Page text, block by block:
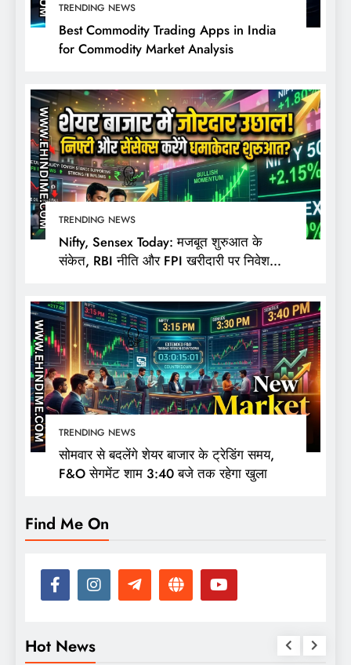
TRENDING NEWS
Best Commodity Trading Apps in India
for Commodity Market Analysis
TRENDING NEWS
Nifty, Sensex Today: मजबूत शुरुआत के
संकेत, RBI नीति और FPI खरीदारी पर निवेशकों
TRENDING NEWS
सोमवार से बदलेंगे शेयर बाजार के ट्रेडिंग समय,
F&O सेगमेंट शाम 3:40 बजे तक रहेगा खुला
Find Me On
Hot News